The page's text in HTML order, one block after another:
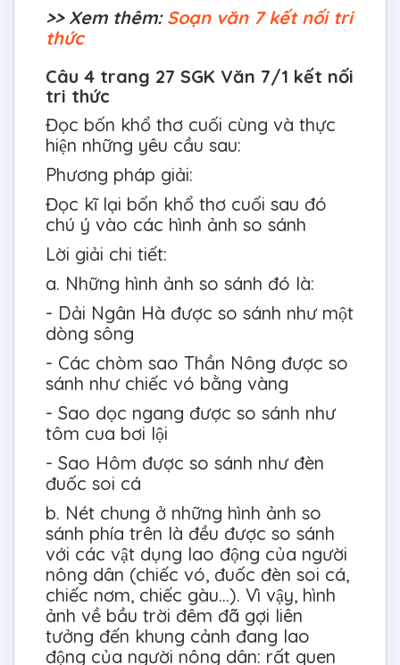
>> Xem thêm: Soạn văn 7 kết nối tri
thức
Câu 4 trang 27 SGK Văn 7/1 kết nối
tri thức
Đọc bốn khổ thơ cuối cùng và thực
hiện những yêu cầu sau:
Phương pháp giải:
Đọc kĩ lại bốn khổ thơ cuối sau đó
chú ý vào các hình ảnh so sánh
Lời giải chi tiết:
a. Những hình ảnh so sánh đó là:
- Dải Ngân Hà được so sánh như một
dòng sông
- Các chòm sao Thần Nông được so
sánh như chiếc vó bằng vàng
- Sao dọc ngang được so sánh như
tôm cua bơi lội
- Sao Hôm được so sánh như đèn
đuốc soi cá
b. Nét chung ở những hình ảnh so
sánh phía trên là đều được so sánh
với các vật dụng lao động của người
nông dân (chiếc vó, đuốc đèn soi cá,
chiếc nơm, chiếc gàu...). Vì vậy, hình
ảnh về bầu trời đêm đã gợi liên
tưởng đến khung cảnh đang lao
động của người nông dân: rất quen